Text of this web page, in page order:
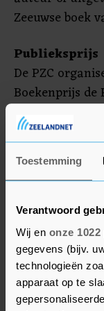
Toestemming
Verantwoord
Wij en onze
gegevens (bijv.
technologieën
apparaat op te
Zeeuwse boek
Publieksprijs
De PZC
Boekenprijs
boeken
website van de
donderdag 12
zondagmiddag
zien.
Jury
De jury van
Polman